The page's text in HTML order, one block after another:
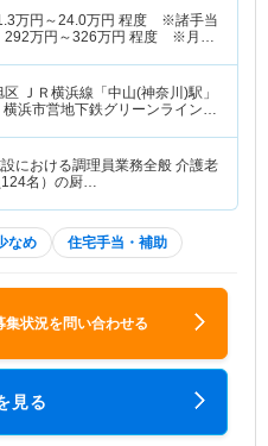
万円～24.0万円 程度 ※諸手当
292万円～326万円 程度 ※月収
区 ＪＲ横浜線「中山(神奈川)駅」
横浜市営地下鉄グリーンライン
における調理員業務全般 介護老
124名）の厨…
なめ 住宅手当・補助
集状況を問い合わせる
見る